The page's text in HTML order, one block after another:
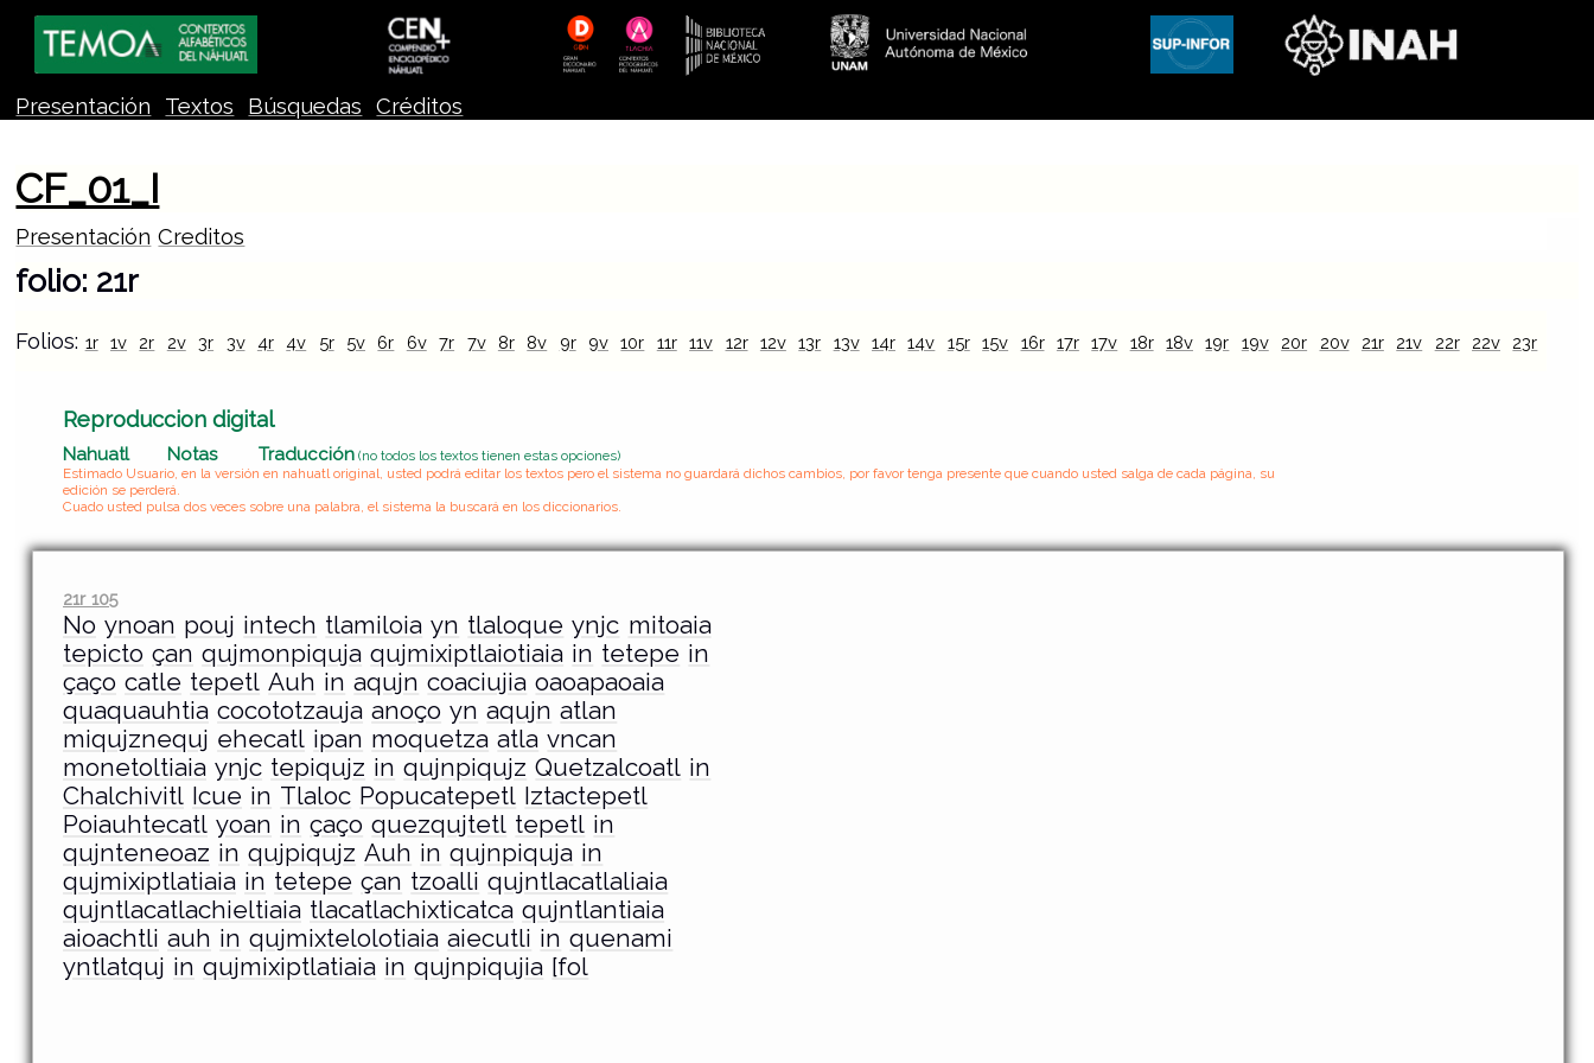
Presentación Textos Búsquedas Créditos
CF_01_I
Presentación Creditos
folio: 21r
Folios: 1r 1v 2r 2v 3r 3v 4r 4v 5r 5v 6r 6v 7r 7v 8r 8v 9r 9v 10r 11r 11v 12r 12v 13r 13v 14r 14v 15r 15v 16r 17r 17v 18r 18v 19r 19v 20r 20v 21r 21v 22r 22v 23r
Reproduccion digital
Nahuatl Notas Traducción (no todos los textos tienen estas opciones)
Estimado Usuario, en la versión en nahuatl original, usted podrá editar los textos pero el sistema no guardará dichos cambios, por favor tenga presente que cuando usted salga de cada página, su
edición se perderá.
Cuado usted pulsa dos veces sobre una palabra, el sistema la buscará en los diccionarios.
21r 105
No ynoan pouj intech tlamiloia yn tlaloque ynjc mitoaia
tepicto çan qujmonpiquja qujmixiptlaiotiaia in tetepe in
çaço catle tepetl Auh in aqujn coaciujia oaoapaoaia
quaquauhtia cocototzauja anoço yn aqujn atlan
miqujznequj ehecatl ipan moquetza atla vncan
monetoltiaia ynjc tepiqujz in qujnpiqujz Quetzalcoatl in
Chalchivitl Icue in Tlaloc Popucatepetl Iztactepetl
Poiauhtecatl yoan in çaço quezqujtetl tepetl in
qujnteneoaz in qujpiqujz Auh in qujnpiquja in
qujmixiptlatiaia in tetepe çan tzoalli qujntlacatlaliaia
qujntlacatlachieltiaia tlacatlachixticatca qujntlantiaia
aioachtli auh in qujmixtelolotiaia aiecutli in quenami
yntlatquj in qujmixiptlatiaia in qujnpiqujia [fol